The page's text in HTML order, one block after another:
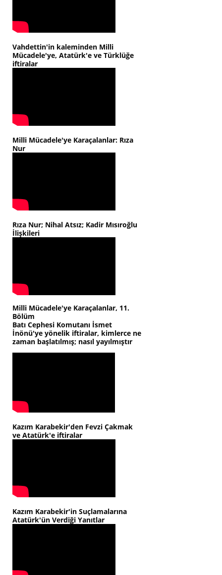
Vahdettin'in kaleminden Milli
Mücadele'ye, Atatürk'e ve Türklüğe
iftiralar
Milli Mücadele'ye Karaçalanlar: Rıza
Nur
Rıza Nur; Nihal Atsız; Kadir Mısıroğlu
İlişkileri
Milli Mücadele'ye Karaçalanlar, 11.
Bölüm
Batı Cephesi Komutanı İsmet
İnönü'ye yönelik iftiralar, kimlerce ne
zaman başlatılmış; nasıl yayılmıştır
Kazım Karabekir'den Fevzi Çakmak
ve Atatürk'e iftiralar
Kazım Karabekir'in Suçlamalarına
Atatürk'ün Verdiği Yanıtlar